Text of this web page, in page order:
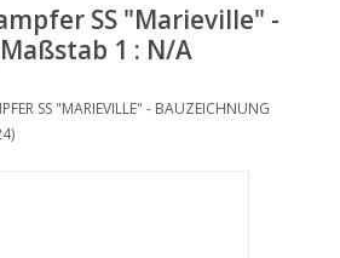
SS "Marieville" -
1 : N/A
SS "MARIEVILLE" - BAUZEICHNUNG